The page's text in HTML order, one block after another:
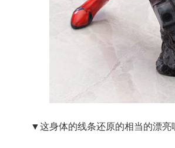
▼这身体的线条还原的相当的漂亮